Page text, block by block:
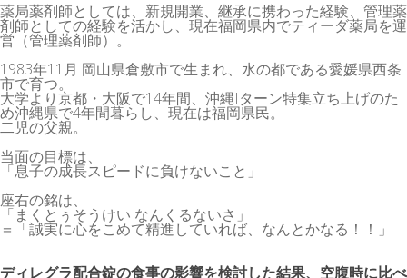
薬局薬剤師としては、新規開業、継承に携わった経験、管理薬
剤師としての経験を活かし、現在福岡県内でティーダ薬局を運
営（管理薬剤師）。
1983年11月 岡山県倉敷市で生まれ、水の都である愛媛県西条
市で育つ。
大学より京都・大阪で14年間、沖縄Iターン特集立ち上げのた
め沖縄県で4年間暮らし、現在は福岡県民。
二児の父親。
当面の目標は、
「息子の成長スピードに負けないこと」
座右の銘は、
「まくとぅそうけい なんくるないさ」
＝「誠実に心をこめて精進していれば、なんとかなる！！」
ディレグラ配合錠の食事の影響を検討した結果、空腹時に比べ